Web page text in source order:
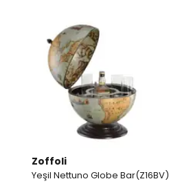
Zoffoli
Yeşil Nettuno Globe Bar(Z16BV)